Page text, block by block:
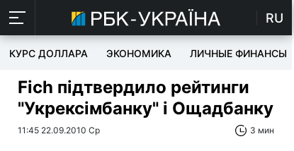
RU
КУРС ДОЛЛАРА ЭКОНОМИКА ЛИЧНЫЕ ФИНАНСЫ
Fich підтвердило рейтинги
"Укрексімбанку" і Ощадбанку
11:45 22.09.2010 Ср 3 мин